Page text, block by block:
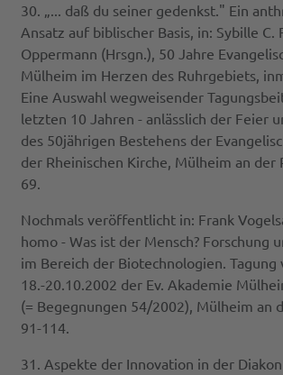
30. „... daß du seiner gedenkst." Ein
Ansatz auf biblischer Basis, in: Sybille C.
Oppermann (Hrsgn.), 50 Jahre
Mülheim im Herzen des Ruhrgebiets,
Eine Auswahl wegweisender
letzten 10 Jahren - anlässlich der Feier
des 50jährigen Bestehens der
der Rheinischen Kirche, Mülheim an der
69.
Nochmals veröffentlicht in: Frank
homo - Was ist der Mensch? Forschung
im Bereich der Biotechnologien. Tagung
18.-20.10.2002 der Ev. Akademie
(= Begegnungen 54/2002), Mülheim an
91-114.
31. Aspekte der Innovation in der